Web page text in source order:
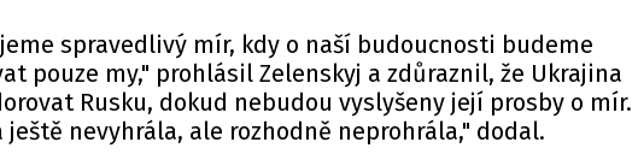
spravedlivý mír, kdy o naší budoucnosti budeme
pouze my," prohlásil Zelenskyj a zdůraznil, že Ukrajina
Rusku, dokud nebudou vyslyšeny její prosby o mír.
ještě nevyhrála, ale rozhodně neprohrála," dodal.